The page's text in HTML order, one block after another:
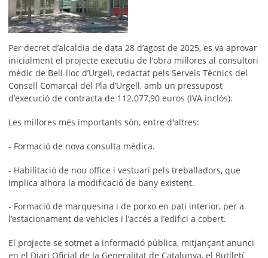
Per decret d’alcaldia de data 28 d’agost de 2025, es va aprovar
inicialment el projecte executiu de l’obra millores al consultori
mèdic de Bell-lloc d’Urgell, redactat pels Serveis Tècnics del
Consell Comarcal del Pla d’Urgell, amb un pressupost
d’execució de contracta de 112.077,90 euros (IVA inclòs).
Les millores més importants són, entre d'altres:
- Formació de nova consulta mèdica.
- Habilitació de nou office i vestuari pels treballadors, que
implica alhora la modificació de bany existent.
- Formació de marquesina i de porxo en pati interior, per a
l’estacionament de vehicles i l’accés a l’edifici a cobert.
El projecte se sotmet a informació pública, mitjançant anunci
en el Diari Oficial de la Generalitat de Catalunya, el Butlletí